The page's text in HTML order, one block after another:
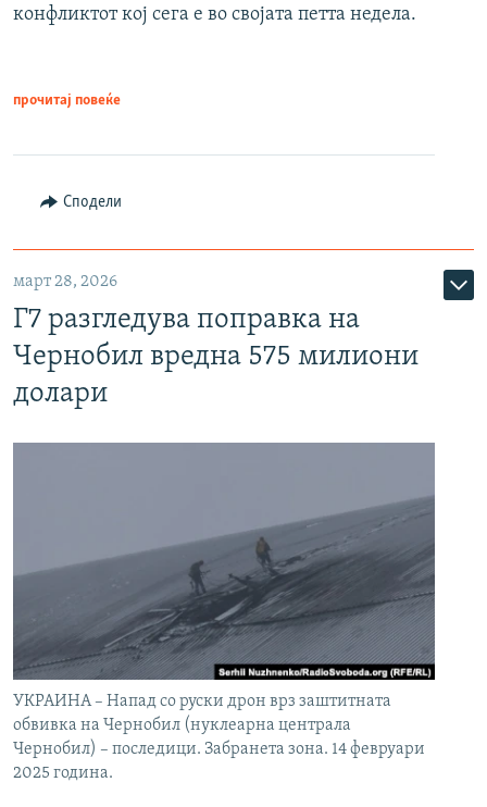
конфликтот кој сега е во својата петта недела.
прочитај повеќе
Сподели
март 28, 2026
Г7 разгледува поправка на
Чернобил вредна 575 милиони
долари
УКРАИНА – Напад со руски дрон врз заштитната
обвивка на Чернобил (нуклеарна централа
Чернобил) – последици. Забранета зона. 14 февруари
2025 година.